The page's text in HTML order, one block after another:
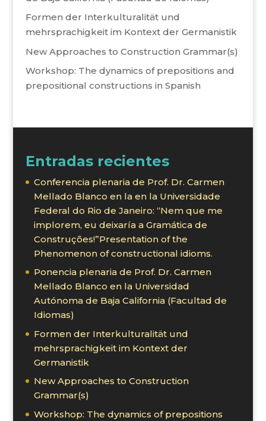
Formen der Interkulturalität und
mehrsprachigkeit im Kontext der Germanistik
New Approaches to Construction Grammar(s)
Workshop: The dynamics of prepositions and
prepositional constructions in Spanish
Entradas recientes
Conferencia plenaria de Prof. Dr. Carmen
Mellado Blanco en la en la Universidade
Federal do Rio de Janeiro: “Nem que me
implorem, eu deixaría a Gramática de
Construções!”Presentation of the
Phenomenon of constructional idioms.
Ponencia plenaria de Prof. Dr. Carmen
Mellado Blanco en la Universidad
Autónoma de Baja California (Facultad de
Idiomas)
Formen der Interkulturalität und
mehrsprachigkeit im Kontext der
Germanistik
New Approaches to Construction
Grammar(s)
Workshop: The dynamics of prepositions